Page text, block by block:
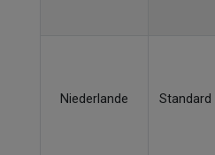
Niederlande Standard